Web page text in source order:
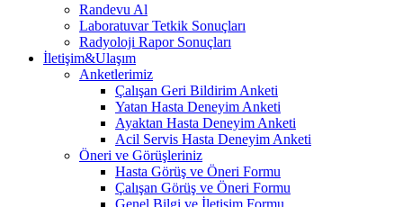
Randevu Al
Laboratuvar Tetkik Sonuçları
Radyoloji Rapor Sonuçları
İletişim&Ulaşım
Anketlerimiz
Çalışan Geri Bildirim Anketi
Yatan Hasta Deneyim Anketi
Ayaktan Hasta Deneyim Anketi
Acil Servis Hasta Deneyim Anketi
Öneri ve Görüşleriniz
Hasta Görüş ve Öneri Formu
Çalışan Görüş ve Öneri Formu
Genel Bilgi ve İletişim Formu